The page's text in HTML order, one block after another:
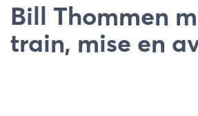
Bill Thommen
train, mise en